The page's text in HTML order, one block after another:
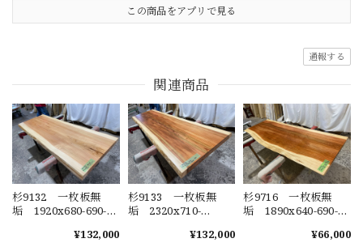
この商品をアプリで見る
通報する
関連商品
杉9132 一枚板無
垢 1920x680-690-
材 センターテーブ
¥132,000
杉9133 一枚板無
垢 2320x710-
材 センターテーブ
¥132,000
杉9716 一枚板無
垢 1890x640-690-
材 センターテーブ
¥66,000